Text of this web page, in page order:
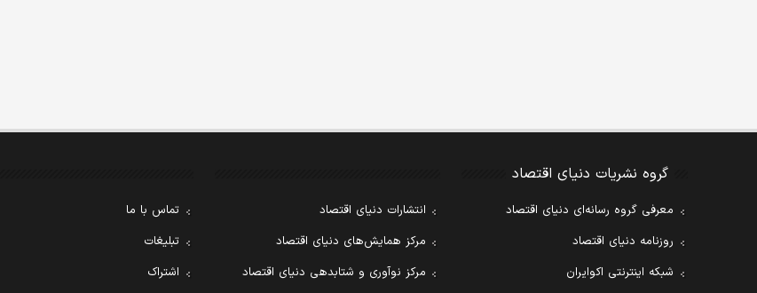
گروه نشریات دنیای اقتصاد
معرفی گروه رسانه‌ای دنیای اقتصاد
روزنامه دنیای اقتصاد
شبکه اینترنتی اکوایران
انتشارات دنیای اقتصاد
مرکز همایش‌های دنیای اقتصاد
مرکز نوآوری و شتابدهی دنیای اقتصاد
تماس با ما
تبلیغات
اشتراک